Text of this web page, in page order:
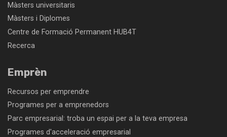
Màsters universitaris
Màsters i Diplomes
Centre de Formació Permanent HUB4T
Recerca
Emprèn
Recursos per emprendre
Programes per a emprenedors
Parc empresarial: troba un espai per a la teva empresa
Programes d'acceleració empresarial